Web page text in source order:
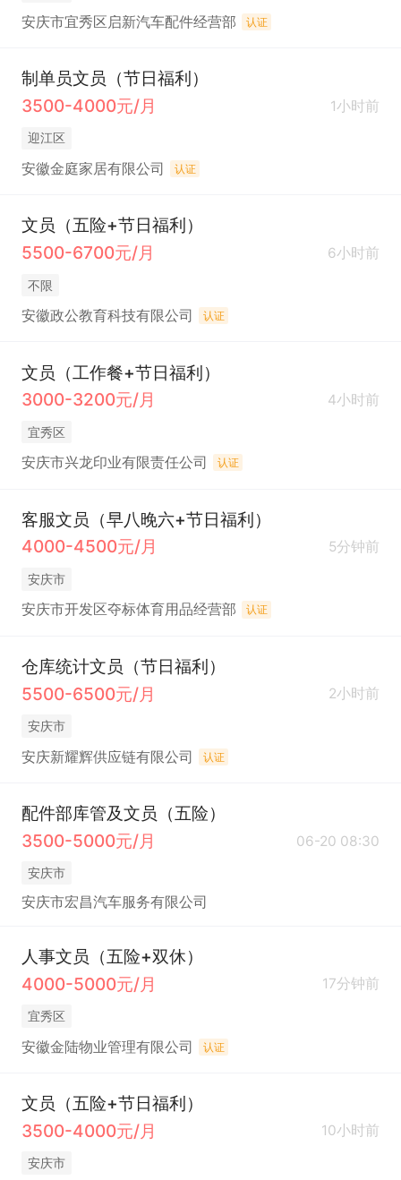
安庆市宜秀区启新汽车配件经营部 认证
制单员文员（节日福利）
3500-4000元/月
1小时前
迎江区
安徽金庭家居有限公司 认证
文员（五险+节日福利）
5500-6700元/月
6小时前
不限
安徽政公教育科技有限公司 认证
文员（工作餐+节日福利）
3000-3200元/月
4小时前
宜秀区
安庆市兴龙印业有限责任公司 认证
客服文员（早八晚六+节日福利）
4000-4500元/月
5分钟前
安庆市
安庆市开发区夺标体育用品经营部 认证
仓库统计文员（节日福利）
5500-6500元/月
2小时前
安庆市
安庆新耀辉供应链有限公司 认证
配件部库管及文员（五险）
3500-5000元/月
06-20 08:30
安庆市
安庆市宏昌汽车服务有限公司
人事文员（五险+双休）
4000-5000元/月
17分钟前
宜秀区
安徽金陆物业管理有限公司 认证
文员（五险+节日福利）
3500-4000元/月
10小时前
安庆市